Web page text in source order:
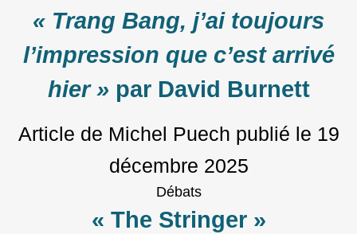
« Trang Bang, j’ai toujours
l’impression que c’est arrivé
hier » par David Burnett
Article de Michel Puech publié le 19
décembre 2025
Débats
« The Stringer »